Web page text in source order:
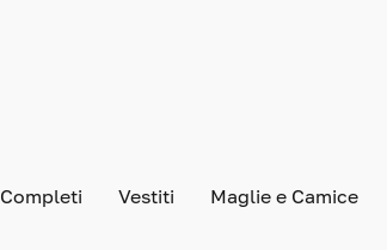
Completi Vestiti Maglie e Camice